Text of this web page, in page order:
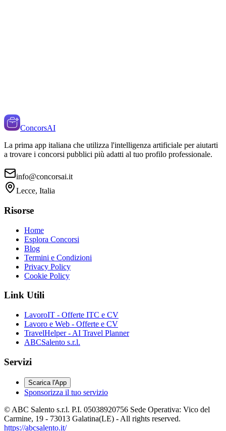
ConcorsAI
La prima app italiana che utilizza l'intelligenza artificiale per aiutarti
a trovare i concorsi pubblici più adatti al tuo profilo professionale.
info@concorsai.it
Lecce, Italia
Risorse
Home
Esplora Concorsi
Blog
Termini e Condizioni
Privacy Policy
Cookie Policy
Link Utili
LavoroIT - Offerte ITC e CV
Lavoro e Web - Offerte e CV
TravelHelper - AI Travel Planner
ABCSalento s.r.l.
Servizi
Scarica l'App
Sponsorizza il tuo servizio
© ABC Salento s.r.l. P.I. 05038920756 Sede Operativa: Vico del
Carmine, 19 - 73013 Galatina(LE) - All rights reserved.
https://abcsalento.it/